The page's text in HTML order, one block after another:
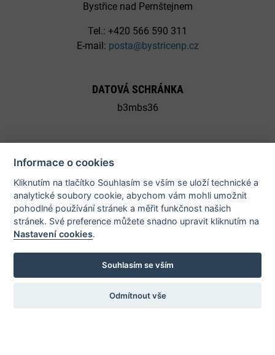
Informace o cookies
Kliknutím na tlačítko Souhlasím se vším se uloží technické a
analytické soubory cookie, abychom vám mohli umožnit
pohodlné používání stránek a měřit funkčnost našich
stránek. Své preference můžete snadno upravit kliknutím na
Nastavení cookies.
Souhlasím se vším
Odmítnout vše
Bystřice nad Pernštejnem
Tel.: +420 566 590 311
E-mail: posta@bystricenp.cz
DATOVÁ SCHRÁNKA
b3mbs36
© 2026 Město Bystřice nad Pernštejnem - všechna práva
vyhrazena |Prohlášení o přístupnosti